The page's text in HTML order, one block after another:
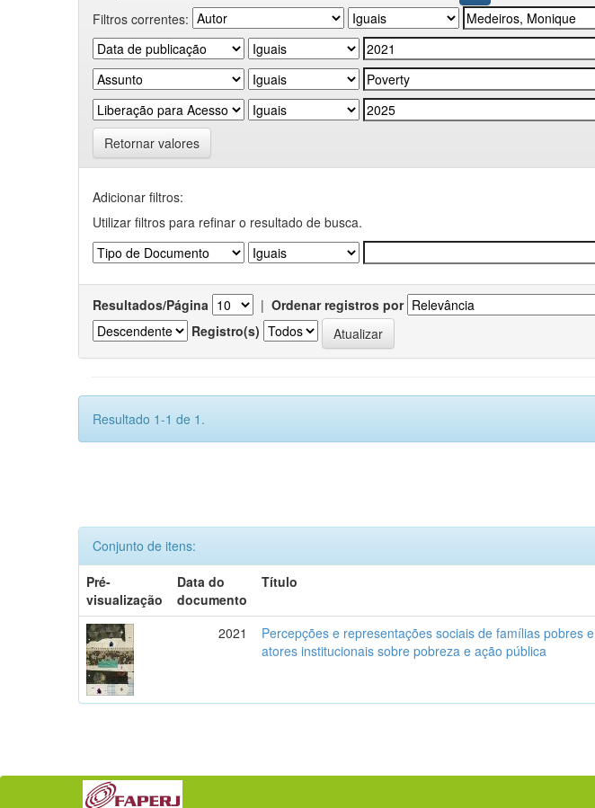
Filtros correntes:
Retornar valores
Adicionar filtros:
Utilizar filtros para refinar o resultado de busca.
Resultados/Página | Ordenar registros por
Registro(s)
Resultado 1-1 de 1.
Conjunto de itens:
Pré-
visualização
Data do
documento
Título
2021
Percepções e representações sociais de famílias pobres e
atores institucionais sobre pobreza e ação pública